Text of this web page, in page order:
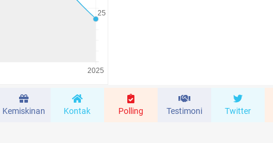
Kemiskinan Kontak Polling Testimoni Twitter